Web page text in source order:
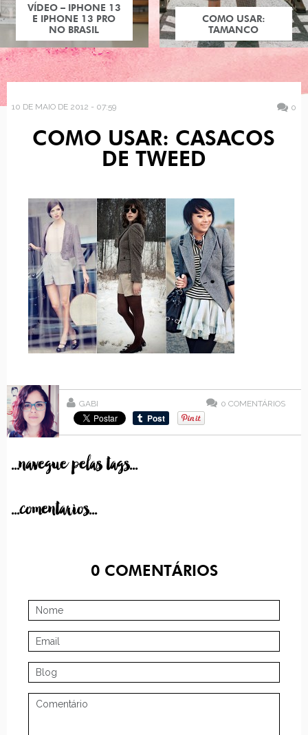
VÍDEO – IPHONE 13
E IPHONE 13 PRO
NO BRASIL
COMO USAR:
TAMANCO
10 DE MAIO DE 2012 - 07:59 0
COMO USAR: CASACOS
DE TWEED
GABI 0 COMENTÁRIOS
...navegue pelas tags...
...comentarios...
0COMENTÁRIOS